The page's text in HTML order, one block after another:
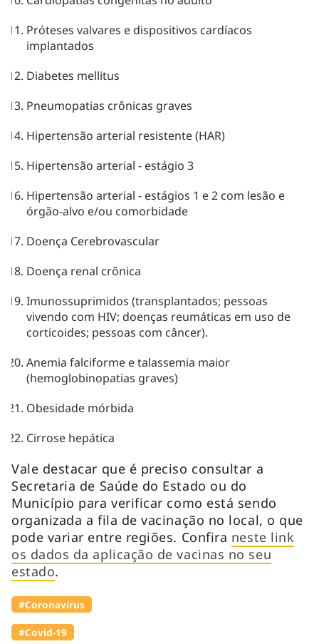
Próteses valvares e dispositivos cardíacos
implantados
Diabetes mellitus
Pneumopatias crônicas graves
Hipertensão arterial resistente (HAR)
Hipertensão arterial - estágio 3
Hipertensão arterial - estágios 1 e 2 com lesão e
órgão-alvo e/ou comorbidade
Doença Cerebrovascular
Doença renal crônica
Imunossuprimidos (transplantados; pessoas
vivendo com HIV; doenças reumáticas em uso de
corticoides; pessoas com câncer).
Anemia falciforme e talassemia maior
(hemoglobinopatias graves)
Obesidade mórbida
Cirrose hepática
Vale destacar que é preciso consultar a
Secretaria de Saúde do Estado ou do
Município para verificar como está sendo
organizada a fila de vacinação no local, o que
pode variar entre regiões. Confira neste link
os dados da aplicação de vacinas no seu
estado.
#Coronavírus
#Covid-19